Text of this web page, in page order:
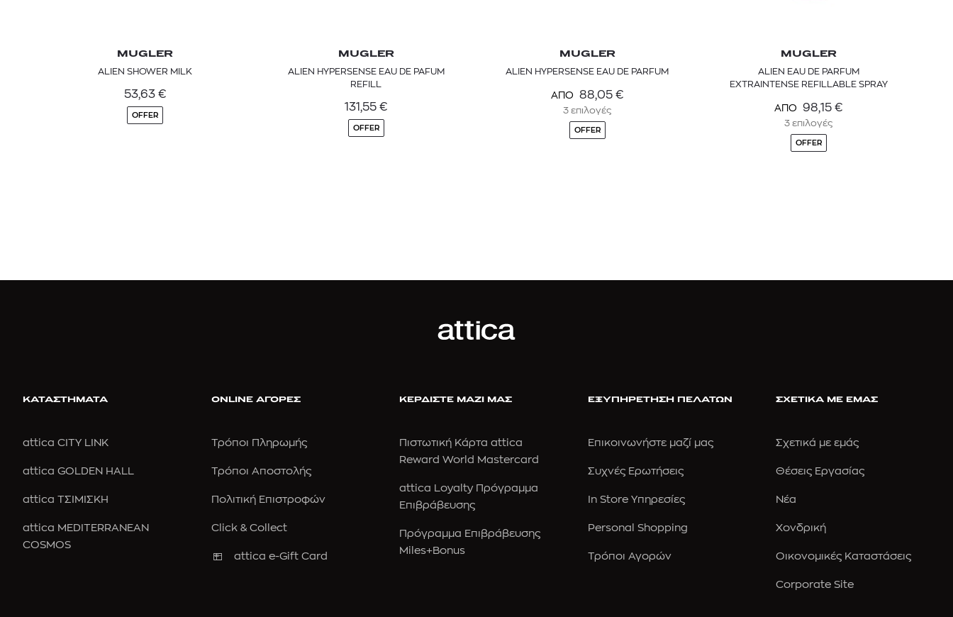
MUGLER
ALIEN SHOWER MILK
53,63 €
OFFER
MUGLER
ALIEN HYPERSENSE EAU DE PAFUM
REFILL
131,55 €
OFFER
MUGLER
ALIEN HYPERSENSE EAU DE PARFUM
ΑΠΟ 88,05 €
3 επιλογές
OFFER
MUGLER
ALIEN EAU DE PARFUM
EXTRAINTENSE REFILLABLE SPRAY
ΑΠΟ 98,15 €
3 επιλογές
OFFER
ΚΑΤΑΣΤΗΜΑΤΑ
attica CITY LINK
attica GOLDEN HALL
attica ΤΣΙΜΙΣΚΗ
attica MEDITERRANEAN
COSMOS
ONLINE ΑΓΟΡΕΣ
Τρόποι Πληρωμής
Τρόποι Αποστολής
Πολιτική Επιστροφών
Click & Collect
attica e-Gift Card
ΚΕΡΔΙΣΤΕ ΜΑΖΙ ΜΑΣ
Πιστωτική Κάρτα attica
Reward World Mastercard
attica Loyalty Πρόγραμμα
Επιβράβευσης
Πρόγραμμα Επιβράβευσης
Miles+Bonus
ΕΞΥΠΗΡΕΤΗΣΗ ΠΕΛΑΤΩΝ
Επικοινωνήστε μαζί μας
Συχνές Ερωτήσεις
In Store Υπηρεσίες
Personal Shopping
Τρόποι Αγορών
ΣΧΕΤΙΚΑ ΜΕ ΕΜΑΣ
Σχετικά με εμάς
Θέσεις Εργασίας
Νέα
Χονδρική
Οικονομικές Καταστάσεις
Corporate Site